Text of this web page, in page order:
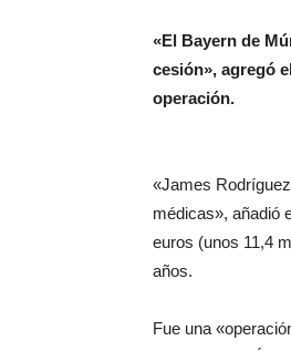
«El Bayern de
cesión», agregó
operación.
«James
médicas», añadió
euros (unos 11,4
años.
Fue una